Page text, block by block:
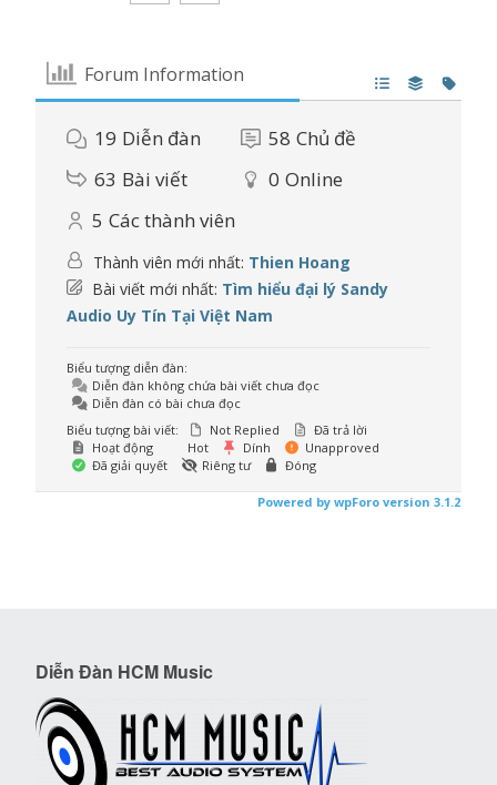
Forum Information
19 Diễn đàn 58 Chủ đề
63 Bài viết 0 Online
5 Các thành viên
Thành viên mới nhất: Thien Hoang
Bài viết mới nhất: Tìm hiểu đại lý Sandy
Audio Uy Tín Tại Việt Nam
Biểu tượng diễn đàn:
Diễn đàn không chứa bài viết chưa đọc
Diễn đàn có bài chưa đọc
Biểu tượng bài viết:
Not Replied
Đã trả lời
Hoạt động
Hot Dính
Unapproved
Đã giải quyết
Riêng tư Đóng
Powered by wpForo version 3.1.2
Diễn Đàn HCM Music